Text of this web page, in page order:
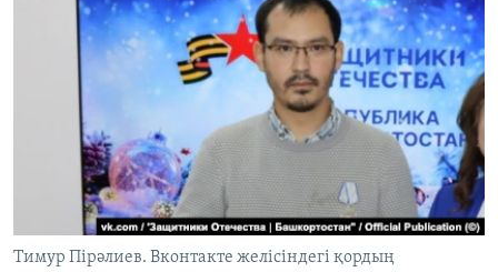
ЖАЗЫЛЫҢЫЗ
Басқа тілдерде
Тимур Пірәлиев. Вконтакте желісіндегі қордың